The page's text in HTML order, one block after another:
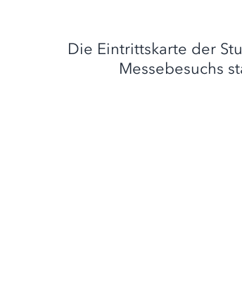
Die Eintrittskarte der
Messebesuchs